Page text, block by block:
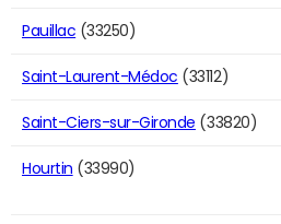
Pauillac (33250)
Saint-Laurent-Médoc (33112)
Saint-Ciers-sur-Gironde (33820)
Hourtin (33990)